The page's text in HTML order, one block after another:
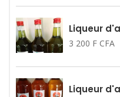
Liqueur
3 200 F CFA
Liqueur